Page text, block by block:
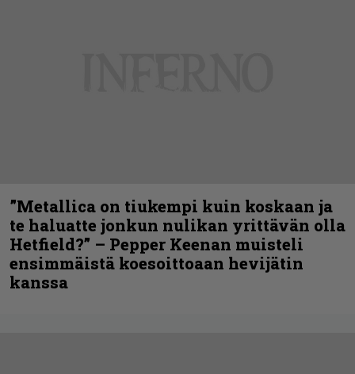
”Metallica on tiukempi kuin koskaan ja
te haluatte jonkun nulikan yrittävän olla
Hetfield?” – Pepper Keenan muisteli
ensimmäistä koesoittoaan hevijätin
kanssa